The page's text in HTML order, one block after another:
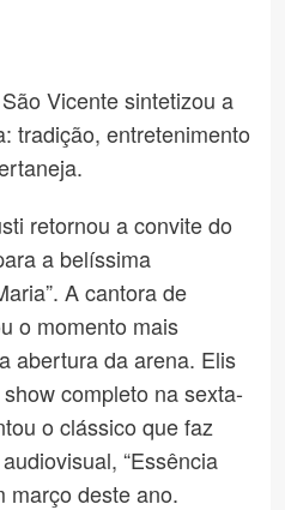
Vicente sintetizou a
tradição, entretenimento
retornou a convite do
a belíssima
A cantora de
o momento mais
abertura da arena. Elis
completo na sexta-
o clássico que faz
“Essência
março deste ano.